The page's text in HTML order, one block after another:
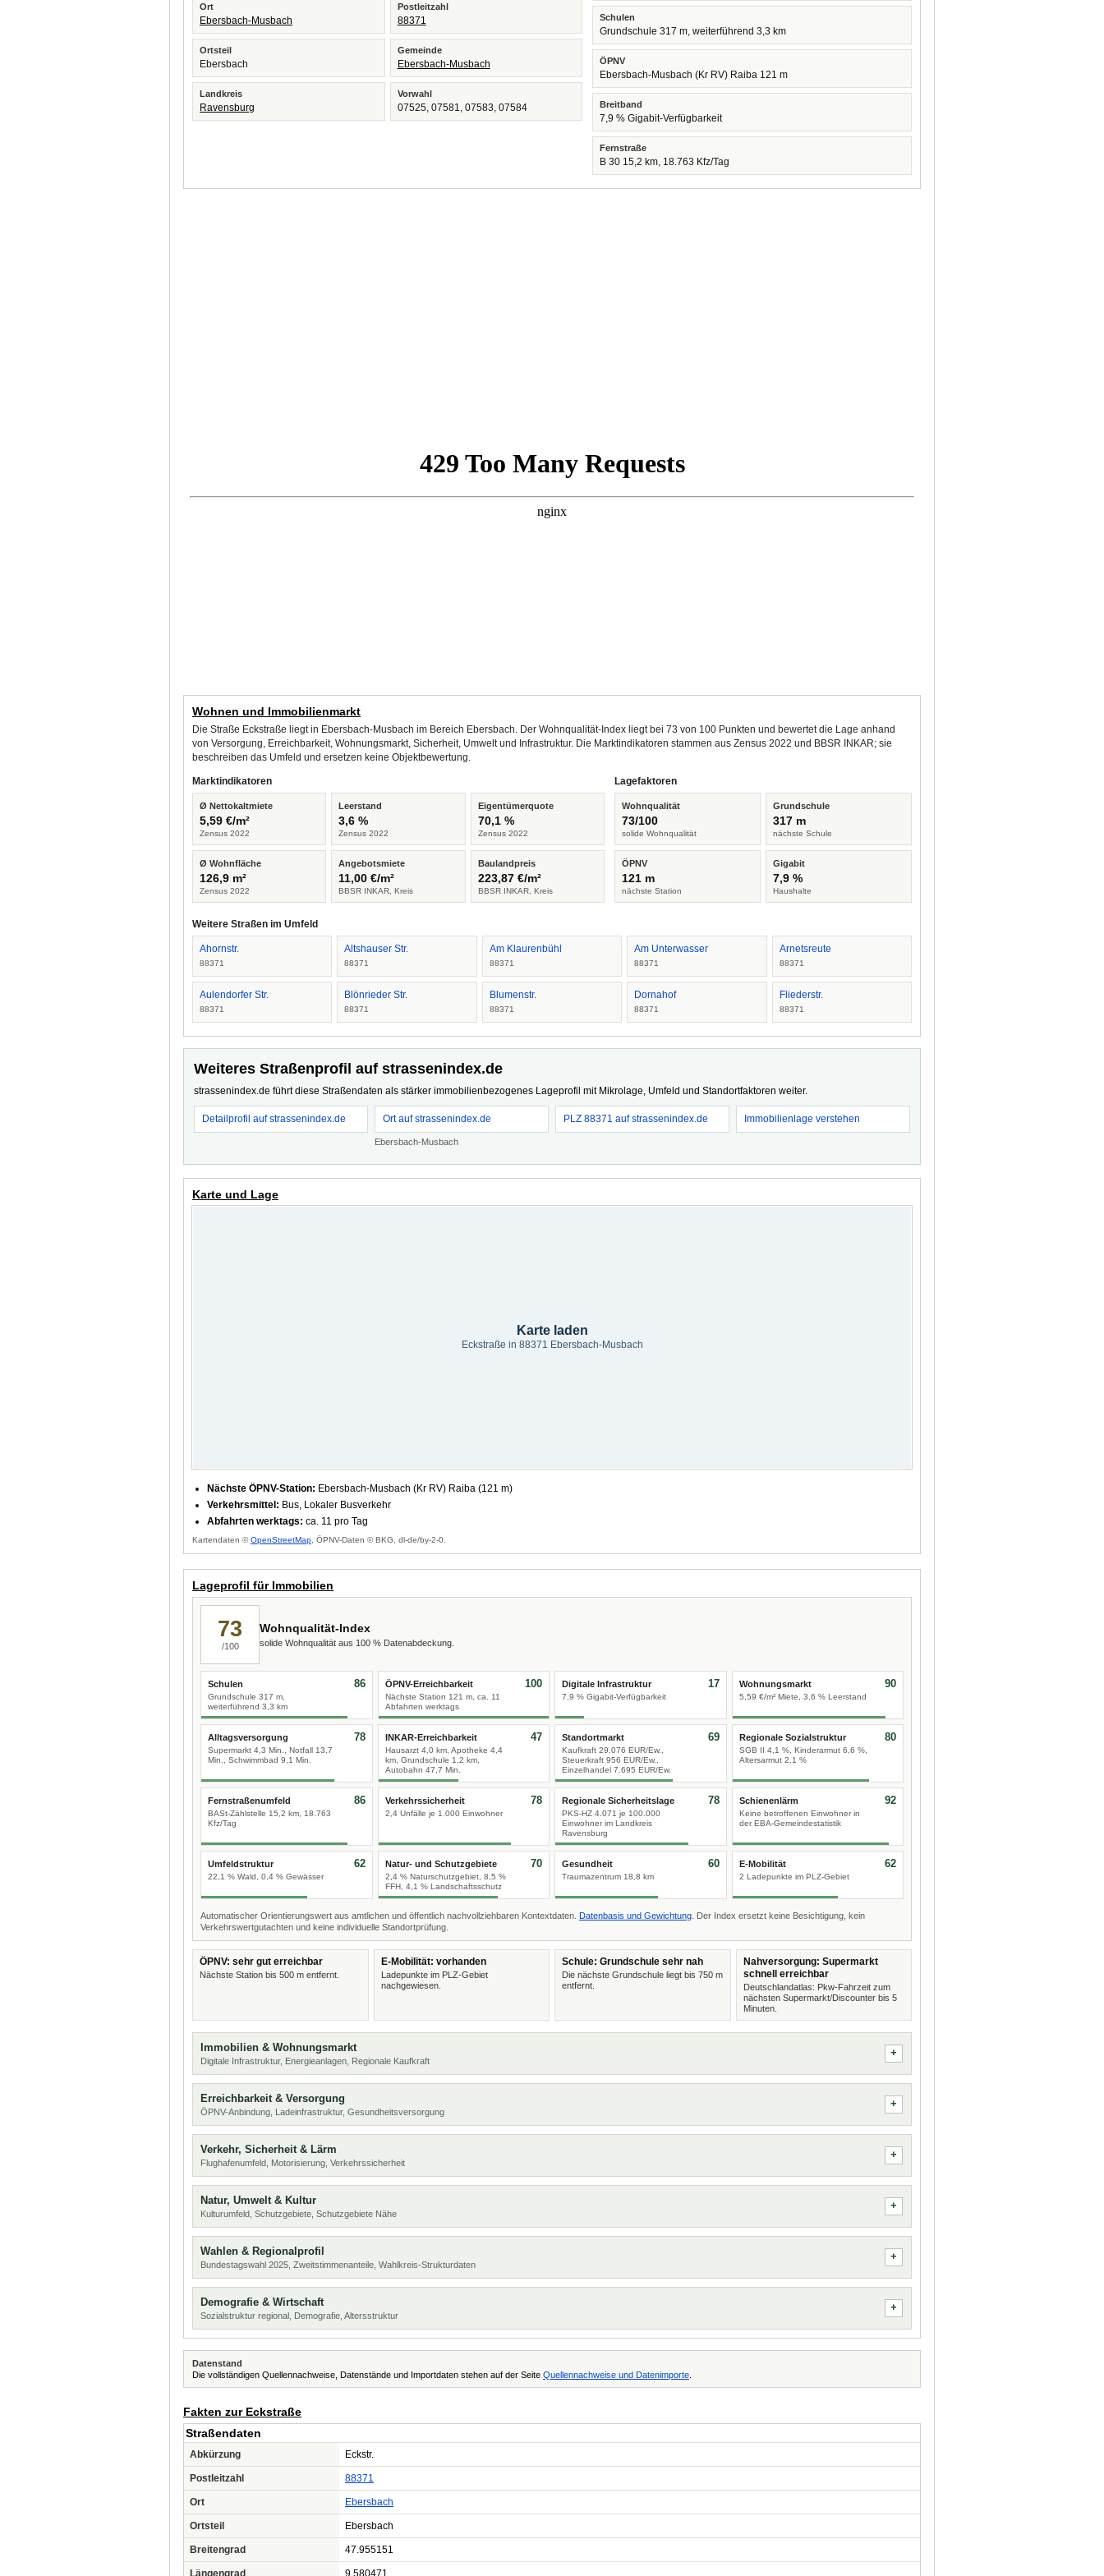
Ort
Ebersbach-Musbach
Postleitzahl
88371
Ortsteil
Ebersbach
Gemeinde
Ebersbach-Musbach
Landkreis
Ravensburg
Vorwahl
07525, 07581, 07583, 07584
Schulen
Grundschule 317 m, weiterführend 3,3 km
ÖPNV
Ebersbach-Musbach (Kr RV) Raiba 121 m
Breitband
7,9 % Gigabit-Verfügbarkeit
Fernstraße
B 30 15,2 km, 18.763 Kfz/Tag
Wohnen und Immobilienmarkt
Die Straße Eckstraße liegt in Ebersbach-Musbach im Bereich Ebersbach. Der Wohnqualität-Index liegt bei 73 von 100 Punkten und bewertet die Lage anhand
von Versorgung, Erreichbarkeit, Wohnungsmarkt, Sicherheit, Umwelt und Infrastruktur. Die Marktindikatoren stammen aus Zensus 2022 und BBSR INKAR; sie
beschreiben das Umfeld und ersetzen keine Objektbewertung.
Marktindikatoren
Ø Nettokaltmiete
5,59 €/m²
Zensus 2022
Leerstand
3,6 %
Zensus 2022
Eigentümerquote
70,1 %
Zensus 2022
Ø Wohnfläche
126,9 m²
Zensus 2022
Angebotsmiete
11,00 €/m²
BBSR INKAR, Kreis
Baulandpreis
223,87 €/m²
BBSR INKAR, Kreis
Lagefaktoren
Wohnqualität
73/100
solide Wohnqualität
Grundschule
317 m
nächste Schule
ÖPNV
121 m
nächste Station
Gigabit
7,9 %
Haushalte
Weitere Straßen im Umfeld
Ahornstr.
88371
Altshauser Str.
88371
Am Klaurenbühl
88371
Am Unterwasser
88371
Arnetsreute
88371
Aulendorfer Str.
88371
Blönrieder Str.
88371
Blumenstr.
88371
Dornahof
88371
Fliederstr.
88371
Weiteres Straßenprofil auf strassenindex.de
strassenindex.de führt diese Straßendaten als stärker immobilienbezogenes Lageprofil mit Mikrolage, Umfeld und Standortfaktoren weiter.
Detailprofil auf strassenindex.de Ort auf strassenindex.de
Ebersbach-Musbach
PLZ 88371 auf strassenindex.de Immobilienlage verstehen
Karte und Lage
Karte laden
Eckstraße in 88371 Ebersbach-Musbach
Nächste ÖPNV-Station: Ebersbach-Musbach (Kr RV) Raiba (121 m)
Verkehrsmittel: Bus, Lokaler Busverkehr
Abfahrten werktags: ca. 11 pro Tag
Kartendaten ©OpenStreetMap , ÖPNV-Daten © BKG, dl-de/by-2-0.
Lageprofil für Immobilien
73
/100
Wohnqualität-Index
solide Wohnqualität aus 100 % Datenabdeckung.
Schulen
Grundschule 317 m,
weiterführend 3,3 km
86 ÖPNV-Erreichbarkeit
Nächste Station 121 m, ca. 11
Abfahrten werktags
100 Digitale Infrastruktur
7,9 % Gigabit-Verfügbarkeit
17 Wohnungsmarkt
5,59 €/m² Miete, 3,6 % Leerstand
90
Alltagsversorgung
Supermarkt 4,3 Min., Notfall 13,7
Min., Schwimmbad 9,1 Min.
78 INKAR-Erreichbarkeit
Hausarzt 4,0 km, Apotheke 4,4
km, Grundschule 1,2 km,
Autobahn 47,7 Min.
47 Standortmarkt
Kaufkraft 29.076 EUR/Ew.,
Steuerkraft 956 EUR/Ew.,
Einzelhandel 7.695 EUR/Ew.
69 Regionale Sozialstruktur
SGB II 4,1 %, Kinderarmut 6,6 %,
Altersarmut 2,1 %
80
Fernstraßenumfeld
BASt-Zählstelle 15,2 km, 18.763
Kfz/Tag
86 Verkehrssicherheit
2,4 Unfälle je 1.000 Einwohner
78 Regionale Sicherheitslage
PKS-HZ 4.071 je 100.000
Einwohner im Landkreis
Ravensburg
78 Schienenlärm
Keine betroffenen Einwohner in
der EBA-Gemeindestatistik
92
Umfeldstruktur
22,1 % Wald, 0,4 % Gewässer
62 Natur- und Schutzgebiete
2,4 % Naturschutzgebiet, 8,5 %
FFH, 4,1 % Landschaftsschutz
70 Gesundheit
Traumazentrum 18,8 km
60 E-Mobilität
2 Ladepunkte im PLZ-Gebiet
62
Automatischer Orientierungswert aus amtlichen und öffentlich nachvollziehbaren Kontextdaten. Datenbasis und Gewichtung . Der Index ersetzt keine Besichtigung, kein
Verkehrswertgutachten und keine individuelle Standortprüfung.
ÖPNV: sehr gut erreichbar
Nächste Station bis 500 m entfernt.
E-Mobilität: vorhanden
Ladepunkte im PLZ-Gebiet
nachgewiesen.
Schule: Grundschule sehr nah
Die nächste Grundschule liegt bis 750 m
entfernt.
Nahversorgung: Supermarkt
schnell erreichbar
Deutschlandatlas: Pkw-Fahrzeit zum
nächsten Supermarkt/Discounter bis 5
Minuten.
Immobilien & Wohnungsmarkt
Digitale Infrastruktur, Energieanlagen, Regionale Kaufkraft
Erreichbarkeit & Versorgung
ÖPNV-Anbindung, Ladeinfrastruktur, Gesundheitsversorgung
Verkehr, Sicherheit & Lärm
Flughafenumfeld, Motorisierung, Verkehrssicherheit
Natur, Umwelt & Kultur
Kulturumfeld, Schutzgebiete, Schutzgebiete Nähe
Wahlen & Regionalprofil
Bundestagswahl 2025, Zweitstimmenanteile, Wahlkreis-Strukturdaten
Demografie & Wirtschaft
Sozialstruktur regional, Demografie, Altersstruktur
Datenstand
Die vollständigen Quellennachweise, Datenstände und Importdaten stehen auf der Seite Quellennachweise und Datenimporte
Fakten zur Eckstraße
Straßendaten
Abkürzung Eckstr.
Postleitzahl 88371
Ort Ebersbach
Ortsteil Ebersbach
Breitengrad 47.955151
Längengrad 9.580471